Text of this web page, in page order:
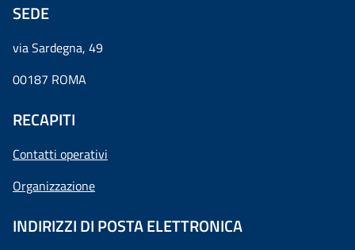
SEDE
via Sardegna, 49
00187 ROMA
RECAPITI
Contatti operativi
Organizzazione
INDIRIZZI DI POSTA ELETTRONICA